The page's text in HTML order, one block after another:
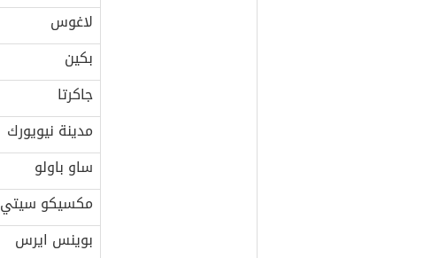
لاغوس
بكين
جاكرتا
مدينة نيويورك
ساو باولو
مكسيكو سيتي
بوينس ايرس